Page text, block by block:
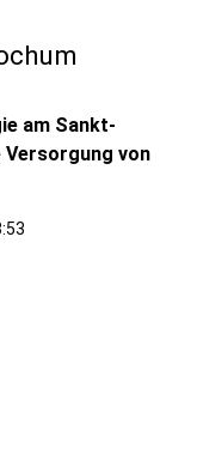
am Sankt-
von